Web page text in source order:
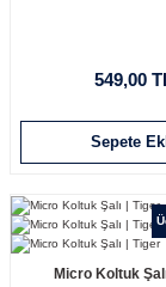
549,00
Sepete
Micro Koltuk